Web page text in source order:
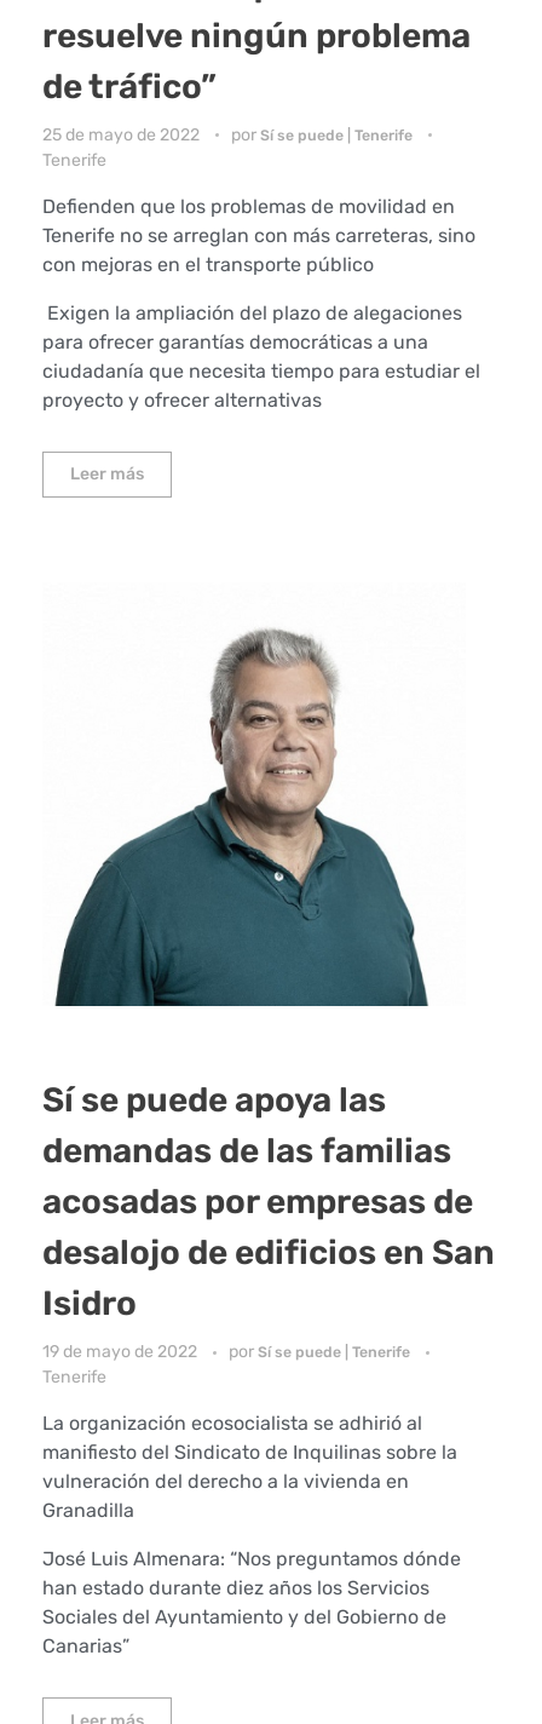
resuelve ningún problema
de tráfico”
25 de mayo de 2022 por Sí se puede | Tenerife
Tenerife
Defienden que los problemas de movilidad en
Tenerife no se arreglan con más carreteras, sino
con mejoras en el transporte público
Exigen la ampliación del plazo de alegaciones
para ofrecer garantías democráticas a una
ciudadanía que necesita tiempo para estudiar el
proyecto y ofrecer alternativas
Leer más
Sí se puede apoya las
demandas de las familias
acosadas por empresas de
desalojo de edificios en San
Isidro
19 de mayo de 2022 por Sí se puede | Tenerife
Tenerife
La organización ecosocialista se adhirió al
manifiesto del Sindicato de Inquilinas sobre la
vulneración del derecho a la vivienda en
Granadilla
José Luis Almenara: “Nos preguntamos dónde
han estado durante diez años los Servicios
Sociales del Ayuntamiento y del Gobierno de
Canarias”